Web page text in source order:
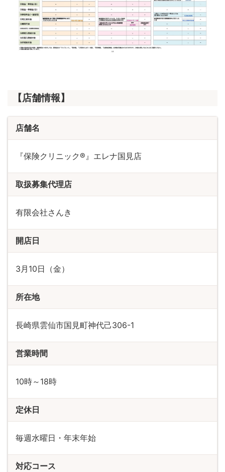
【店舗情報】
店舗名
『保険クリニック®』エレナ国見店
取扱募集代理店
有限会社さんき
開店日
3月10日（金）
所在地
長崎県雲仙市国見町神代己306-1
営業時間
10時～18時
定休日
毎週水曜日・年末年始
対応コース